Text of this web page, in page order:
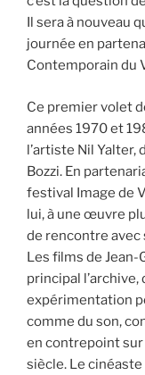
Il sera à nouveau
journée en
Contemporain du
Ce premier volet
années 1970 et
l’artiste Nil
Bozzi. En
festival Image de
lui, à une œuvre
de rencontre avec
Les films de
principal
expérimentation
comme du son,
en contrepoint sur
siècle. Le